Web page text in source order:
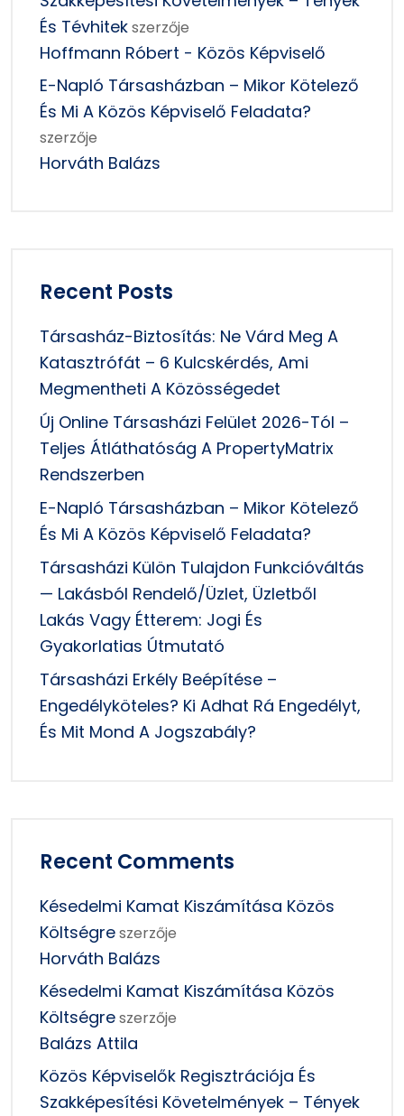
És Tévhitekszerzője
Hoffmann Róbert - Közös Képviselő
E-Napló Társasházban – Mikor Kötelező
És Mi A Közös Képviselő Feladata?
szerzője
Horváth Balázs
Recent Posts
Társasház-Biztosítás: Ne Várd Meg A
Katasztrófát – 6 Kulcskérdés, Ami
Megmentheti A Közösségedet
Új Online Társasházi Felület 2026-Tól –
Teljes Átláthatóság A PropertyMatrix
Rendszerben
E-Napló Társasházban – Mikor Kötelező
És Mi A Közös Képviselő Feladata?
Társasházi Külön Tulajdon Funkcióváltás
— Lakásból Rendelő/üzlet, Üzletből
Lakás Vagy Étterem: Jogi És
Gyakorlatias Útmutató
Társasházi Erkély Beépítése –
Engedélyköteles? Ki Adhat Rá Engedélyt,
És Mit Mond A Jogszabály?
Recent Comments
Késedelmi Kamat Kiszámítása Közös
Költségreszerzője
Horváth Balázs
Késedelmi Kamat Kiszámítása Közös
Költségreszerzője
Balázs Attila
Közös Képviselők Regisztrációja És
Szakképesítési Követelmények – Tények